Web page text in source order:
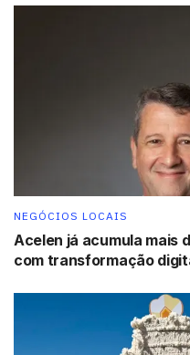
grande evento”, declarou.
clientes e amigos da
conversando com
a chegar. Estou muito
corrida, que já virou
Durante o evento, André
para 2026: o Almacen
de duas corridas — a do
pela AMB Business, do
duas marcas atuarão
mais o calendário
NEGÓCIOS LOCAIS
Acelen já acumula mais
com transformação